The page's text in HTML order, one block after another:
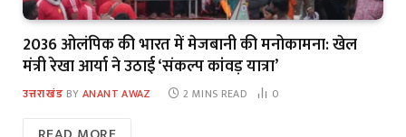
2036 ओलंपिक की भारत में मेजबानी की मनोकामना: खेल
मंत्री रेखा आर्या ने उठाई ‘संकल्प कांवड़ यात्रा’
उत्तराखंड BY ANANT AWAZ 2 MINS READ 0